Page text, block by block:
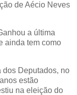
de Aécio Neves
a última
ainda tem como
dos Deputados, no
estão
na eleição do